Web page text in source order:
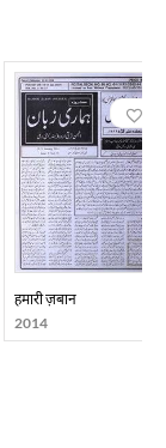
हमारी ज़बान
2014